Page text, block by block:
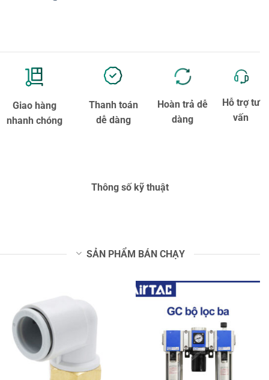
Giao hàng
nhanh chóng
Thanh toán
dễ dàng
Hoàn trả dễ
dàng
Hỗ trợ tư
vấn
Thông số kỹ thuật
SẢN PHẨM BÁN CHẠY